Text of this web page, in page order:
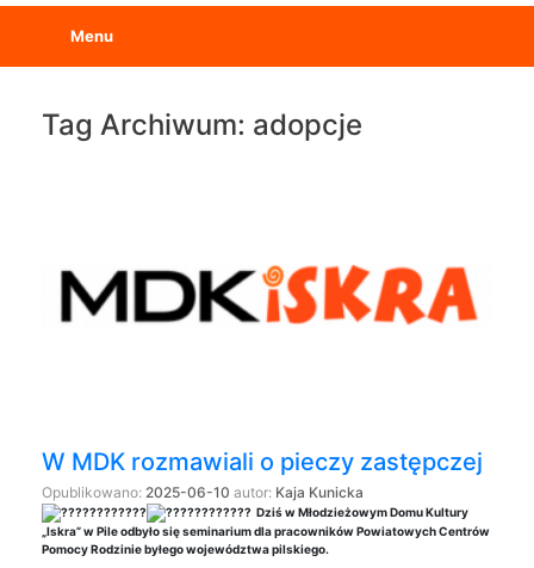
Menu
Tag Archiwum: adopcje
W MDK rozmawiali o pieczy zastępczej
Opublikowano: 2025-06-10 autor: Kaja Kunicka
Dziś w Młodzieżowym Domu Kultury
„Iskra” w Pile odbyło się seminarium dla pracowników Powiatowych Centrów
Pomocy Rodzinie byłego województwa pilskiego.